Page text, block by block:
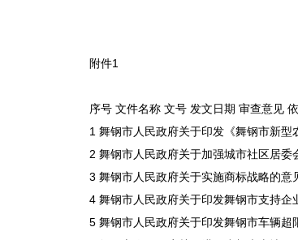
附件1
序号 文件名称 文号 发文日期 审查意见
1 舞钢市人民政府关于印发《舞钢市新
2 舞钢市人民政府关于加强城市社区居
3 舞钢市人民政府关于实施商标战略的
4 舞钢市人民政府关于印发舞钢市支持
5 舞钢市人民政府关于印发舞钢市车辆